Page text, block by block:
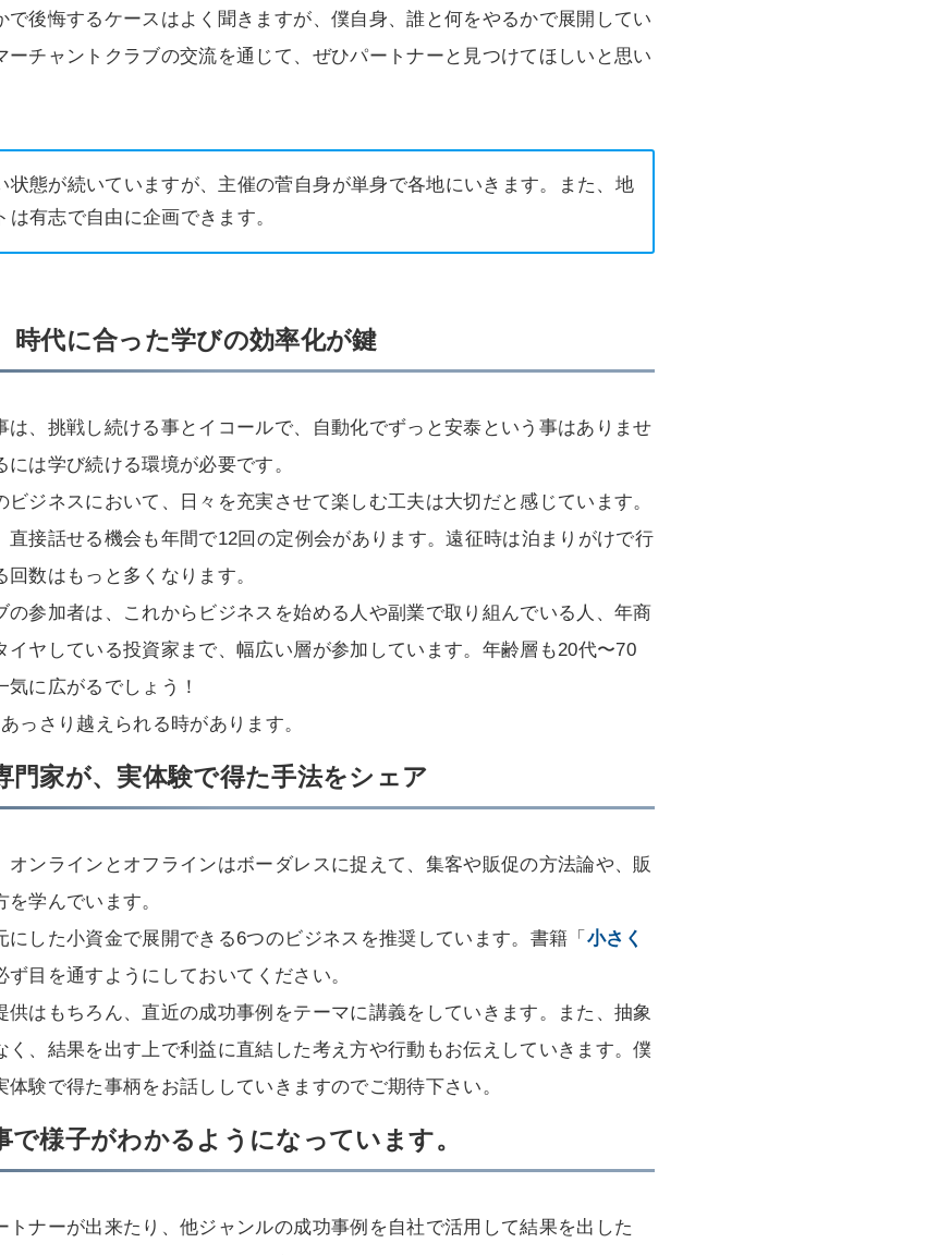
で後悔するケースはよく聞きますが、僕自身、誰と何をやるかで展開してい
ーチャントクラブの交流を通じて、ぜひパートナーと見つけてほしいと思い
状態が続いていますが、主催の菅自身が単身で各地にいきます。また、地
有志で自由に企画できます。
時代に合った学びの効率化が鍵
は、挑戦し続ける事とイコールで、自動化でずっと安泰という事はありませ
は学び続ける環境が必要です。
ジネスにおいて、日々を充実させて楽しむ工夫は大切だと感じています。
直接話せる機会も年間で12回の定例会があります。遠征時は泊まりがけで行
数はもっと多くなります。
の参加者は、これからビジネスを始める人や副業で取り組んでいる人、年商
イヤしている投資家まで、幅広い層が参加しています。年齢層も20代〜70
に広がるでしょう！
っさり越えられる時があります。
門家が、実体験で得た手法をシェア
オンラインとオフラインはボーダレスに捉えて、集客や販促の方法論や、販
学んでいます。
にした小資金で展開できる6つのビジネスを推奨しています。書籍「 小さく
ず目を通すようにしておいてください。
供はもちろん、直近の成功事例をテーマに講義をしていきます。また、抽象
く、結果を出す上で利益に直結した考え方や行動もお伝えしていきます。僕
体験で得た事柄をお話ししていきますのでご期待下さい。
で様子がわかるようになっています。
トナーが出来たり、他ジャンルの成功事例を自社で活用して結果を出した